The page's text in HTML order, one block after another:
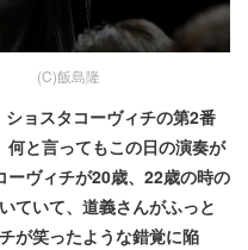
(C)飯島隆
ョスタコーヴィチの第2番
何と言ってもこの日の演奏が
ーヴィチが20歳、22歳の時の
ていて、道義さんがふっと
が笑ったような錯覚に陥